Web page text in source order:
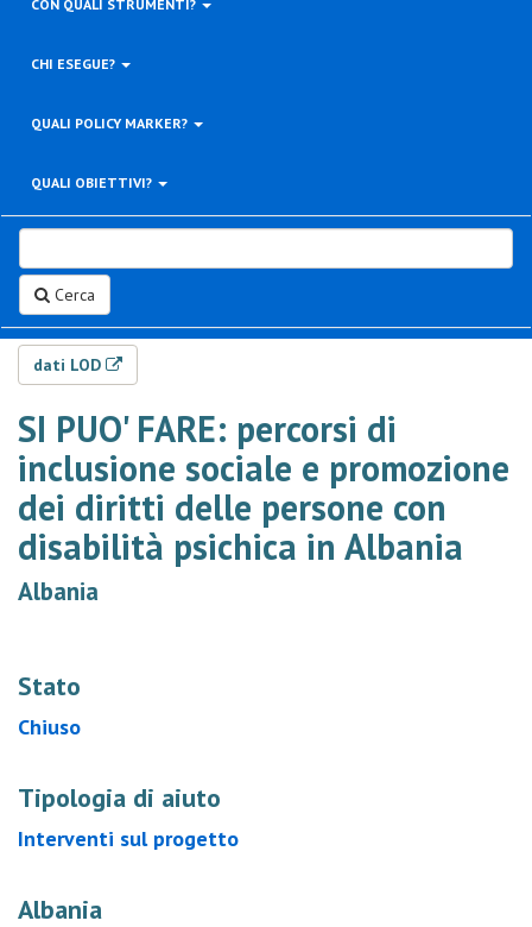
CON QUALI STRUMENTI?
CHI ESEGUE?
QUALI POLICY MARKER?
QUALI OBIETTIVI?
Cerca
dati LOD
SI PUO' FARE: percorsi di
inclusione sociale e promozione
dei diritti delle persone con
disabilità psichica in Albania
Albania
Stato
Chiuso
Tipologia di aiuto
Interventi sul progetto
Albania